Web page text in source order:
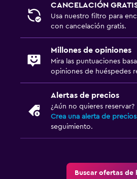
CANCELACIÓN
Usa nuestro filtro para
con cancelación gratis.
Millones de opiniones
Mira las puntuaciones
opiniones de huéspedes
Alertas de precios
¿Aún no quieres reservar?
Crea una alerta de precios
seguimiento.
Buscar ofertas de